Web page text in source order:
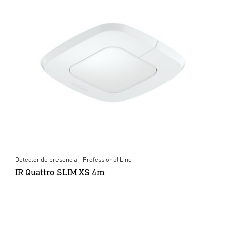
Detector de presencia - Professional Line
IR Quattro SLIM XS 4m